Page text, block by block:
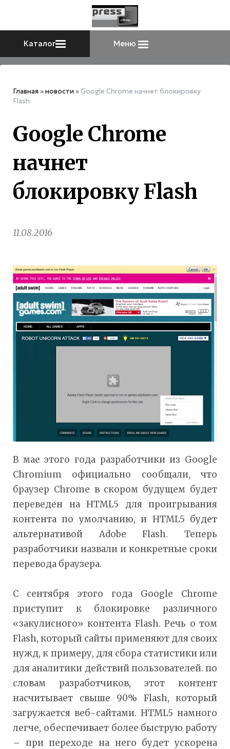
Каталог Меню
Главная »новости »Google Chrome начнет блокировку
Flash
Google Chrome
начнет
блокировку Flash
11.08.2016
В мае этого года разработчики из Google
Chromium официально сообщали, что
браузер Chrome в скором будущем будет
переведен на HTML5 для проигрывания
контента по умолчанию, и HTML5 будет
альтернативой Adobe Flash. Теперь
разработчики назвали и конкретные сроки
перевода браузера.
С сентября этого года Google Chrome
приступит к блокировке различного
«закулисного» контента Flash. Речь о том
Flash, который сайты применяют для своих
нужд, к примеру, для сбора статистики или
для аналитики действий пользователей. по
словам разработчиков, этот контент
насчитывает свыше 90% Flash, который
загружается веб-сайтами. HTML5 намного
легче, обеспечивает более быструю работу
– при переходе на него будет ускорена